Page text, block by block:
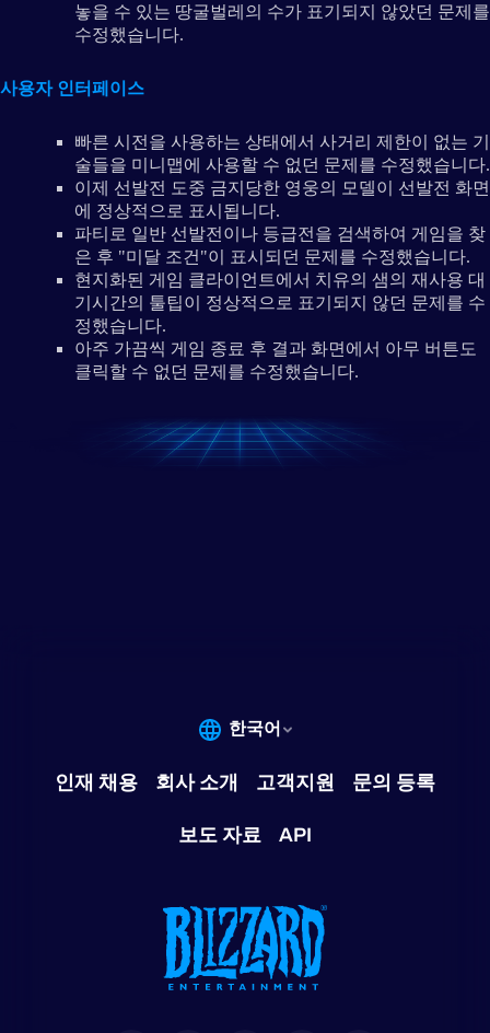
놓을 수 있는 땅굴벌레의 수가 표기되지 않았던 문제를
수정했습니다.
사용자 인터페이스
빠른 시전을 사용하는 상태에서 사거리 제한이 없는 기
술들을 미니맵에 사용할 수 없던 문제를 수정했습니다.
이제 선발전 도중 금지당한 영웅의 모델이 선발전 화면
에 정상적으로 표시됩니다.
파티로 일반 선발전이나 등급전을 검색하여 게임을 찾
은 후 "미달 조건"이 표시되던 문제를 수정했습니다.
현지화된 게임 클라이언트에서 치유의 샘의 재사용 대
기시간의 툴팁이 정상적으로 표기되지 않던 문제를 수
정했습니다.
아주 가끔씩 게임 종료 후 결과 화면에서 아무 버튼도
클릭할 수 없던 문제를 수정했습니다.